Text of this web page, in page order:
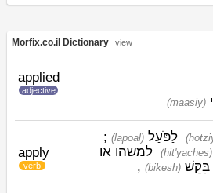
Morfix.co.il Dictionary view
applied
adjective
(maasiy)
apply
verb
(lapoal) לַפֹּעַל ;
(hit'yaches)
למשהו או
(bikesh) בִּקֵּשׁ ,